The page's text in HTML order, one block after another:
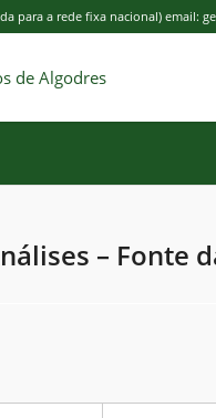
para a rede fixa nacional) email:
– Fonte